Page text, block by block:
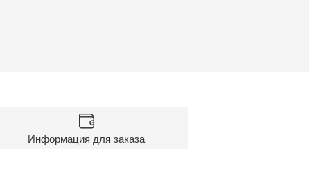
Информация для заказа